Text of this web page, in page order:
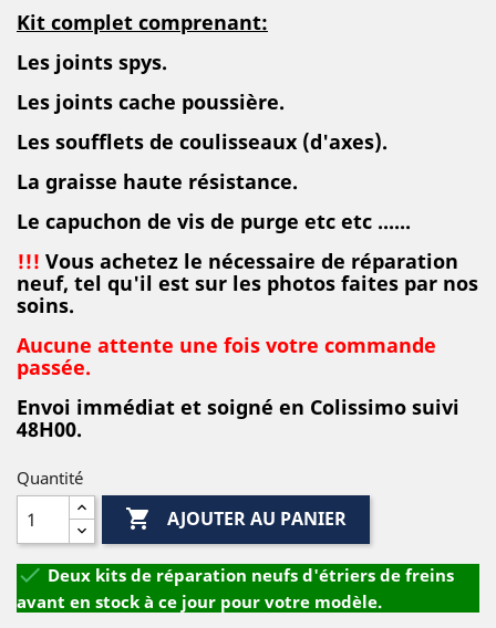
Kit complet comprenant:
Les joints spys.
Les joints cache poussière.
Les soufflets de coulisseaux (d'axes).
La graisse haute résistance.
Le capuchon de vis de purge etc etc ......
!!! Vous achetez le nécessaire de réparation
neuf, tel qu'il est sur les photos faites par nos
soins.
Aucune attente une fois votre commande
passée.
Envoi immédiat et soigné en Colissimo suivi
48H00.
Quantité
 AJOUTER AU PANIER
 Deux kits de réparation neufs d'étriers de freins
avant en stock à ce jour pour votre modèle.